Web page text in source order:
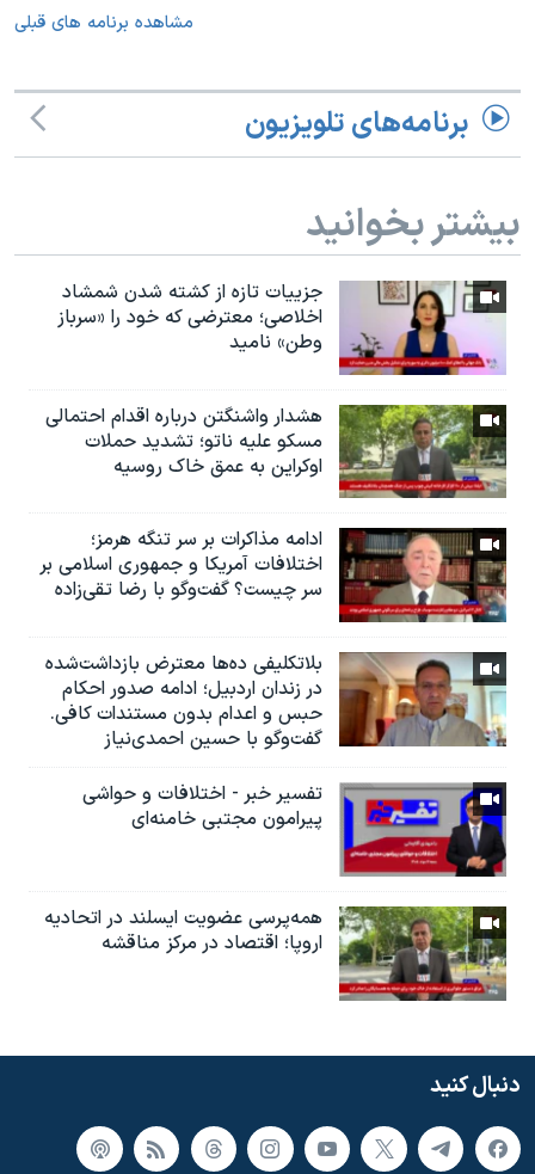
مشاهده برنامه های قبلی
برنامه‌های تلویزیون
بیشتر بخوانید
جزییات تازه از کشته شدن شمشاد
اخلاصی؛ معترضی که خود را «سرباز
وطن» نامید
هشدار واشنگتن درباره اقدام احتمالی
مسکو علیه ناتو؛ تشدید حملات
اوکراین به عمق خاک روسیه
ادامه مذاکرات بر سر تنگه هرمز؛
اختلافات آمریکا و جمهوری اسلامی بر
سر چیست؟ گفت‌وگو با رضا تقی‌زاده
بلاتکلیفی ده‌ها معترض بازداشت‌شده
در زندان اردبیل؛ ادامه صدور احکام
حبس و اعدام بدون مستندات کافی.
گفت‌وگو با حسین احمدی‌نیاز
تفسیر خبر - اختلافات و حواشی
پیرامون مجتبی خامنه‌ای
همه‌پرسی عضویت ایسلند در اتحادیه
اروپا؛ اقتصاد در مرکز مناقشه
دنبال کنید